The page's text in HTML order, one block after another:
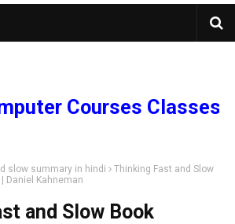
Courses Classes and
slow summary in hindi
Thinking Fast and Slow
Daniel Kahneman
and Slow Book